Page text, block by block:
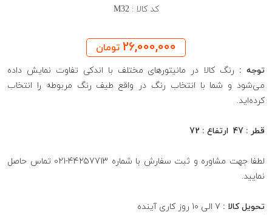
کد کالا :M32
26,000,000 تومان
توجه : رنگ کالا در مانیتورهای مختلف با اندکی تفاوت نمایش داده
می‌شود و شما با انتخاب رنگ در واقع طیف رنگ مربوطه را انتخاب
کرده‌اید.
قطر : 47 ارتفاع : 72
لطفا جهت مشاوره و ثبت سفارش با شماره 44257713-021 تماس حاصل
نمایید.
تحویل کالا :